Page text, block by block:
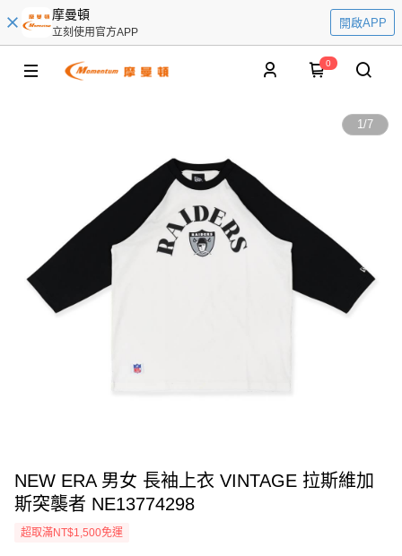
摩曼頓
立刻使用官方APP
開啟APP
0
1/7
NEW ERA 男女 長袖上衣 VINTAGE 拉斯維加
斯突襲者 NE13774298
超取滿NT$1,500免運